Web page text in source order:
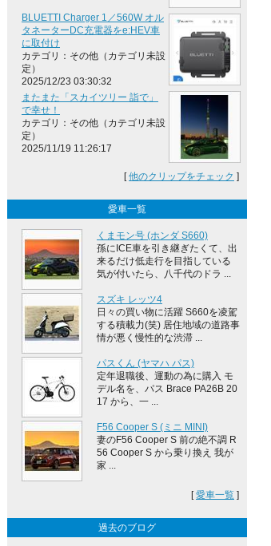
BLUETTI Charger 1／560W オル
タネーターDC充電器をe:HEV車
に取付け
カテゴリ：その他（カテゴリ未設
定）
2025/12/23 03:30:32
またまた「スカイツリー 詣で」
で幸せ！
カテゴリ：その他（カテゴリ未設
定）
2025/11/19 11:26:17
[他のクリップをチェック ]
愛車一覧
くまモン号 (ホンダ S660)
孫にICE車を引き継ぎたくて、出
来るだけ低走行を目指している
気が付いたら、八千代のドラ ...
スズキ レッツ4
日々の買い物に活躍 S660を凌駕
する積載力(笑) 居住地域の道路事
情が悪く慢性的な渋滞 ...
パスくん (ヤマハ パス)
定年退職後、運動の為に購入 モ
デル名を、パス Brace PA26B 20
17 から、一 ...
F56 Cooper S (ミニ MINI)
妻のF56 Cooper S 前の絶不調 R
56 Cooper S から乗り換え 我が
家 ...
[愛車一覧 ]
過去のブログ